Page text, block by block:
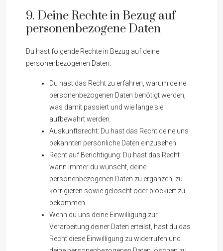
9. Deine Rechte in Bezug auf
personenbezogene Daten
Du hast folgende Rechte in Bezug auf deine
personenbezogenen Daten:
Du hast das Recht zu erfahren, warum deine
personenbezogenen Daten benötigt werden,
was damit passiert und wie lange sie
aufbewahrt werden.
Auskunftsrecht: Du hast das Recht deine uns
bekannten persönliche Daten einzusehen.
Recht auf Berichtigung: Du hast das Recht
wann immer du wünscht, deine
personenbezogenen Daten zu ergänzen, zu
korrigieren sowie gelöscht oder blockiert zu
bekommen.
Wenn du uns deine Einwilligung zur
Verarbeitung deiner Daten erteilst, hast du das
Recht diese Einwilligung zu widerrufen und